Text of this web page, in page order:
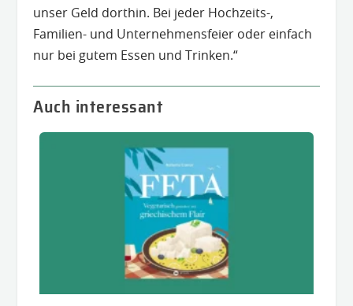
unser Geld dorthin. Bei jeder Hochzeits-,
Familien- und Unternehmensfeier oder einfach
nur bei gutem Essen und Trinken.“
Auch interessant